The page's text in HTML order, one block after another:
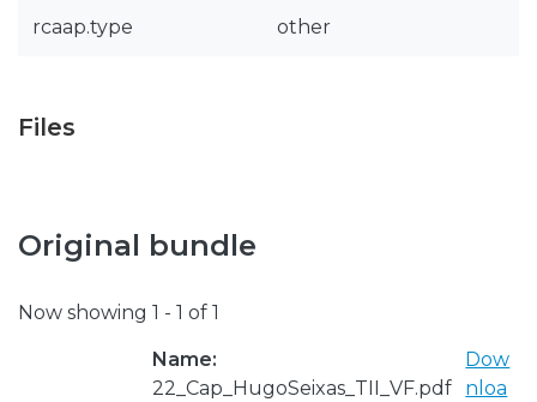
rcaap.type other
Files
Original bundle
Now showing 1 - 1 of 1
Name:
22_Cap_HugoSeixas_TII_VF.pdf
Dow
nloa